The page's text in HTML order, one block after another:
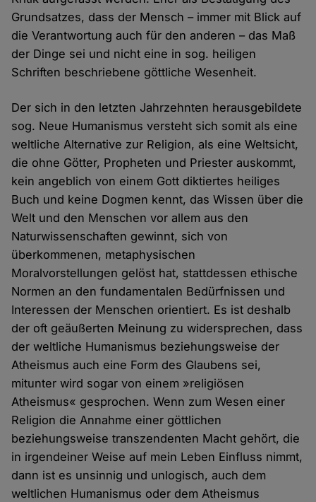
Grundsatzes, dass der Mensch – immer mit Blick auf
die Verantwortung auch für den anderen – das Maß
der Dinge sei und nicht eine in sog. heiligen
Schriften beschriebene göttliche Wesenheit.
Der sich in den letzten Jahrzehnten herausgebildete
sog. Neue Humanismus versteht sich somit als eine
weltliche Alternative zur Religion, als eine Weltsicht,
die ohne Götter, Propheten und Priester auskommt,
kein angeblich von einem Gott diktiertes heiliges
Buch und keine Dogmen kennt, das Wissen über die
Welt und den Menschen vor allem aus den
Naturwissenschaften gewinnt, sich von
überkommenen, metaphysischen
Moralvorstellungen gelöst hat, stattdessen ethische
Normen an den fundamentalen Bedürfnissen und
Interessen der Menschen orientiert. Es ist deshalb
der oft geäußerten Meinung zu widersprechen, dass
der weltliche Humanismus beziehungsweise der
Atheismus auch eine Form des Glaubens sei,
mitunter wird sogar von einem »religiösen
Atheismus« gesprochen. Wenn zum Wesen einer
Religion die Annahme einer göttlichen
beziehungsweise transzendenten Macht gehört, die
in irgendeiner Weise auf mein Leben Einfluss nimmt,
dann ist es unsinnig und unlogisch, auch dem
weltlichen Humanismus oder dem Atheismus